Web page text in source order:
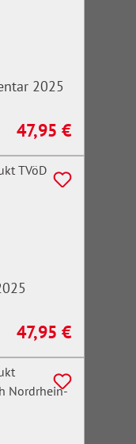
2025
Regulärer Preis:
47,95 €
Regulärer Preis:
47,95 €